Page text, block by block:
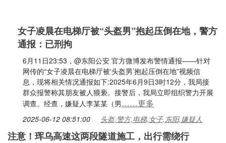
女子凌晨在电梯厅被“头盔男”抱起压倒在地，警方
通报：已刑拘
6月11日23:53，@东阳公安 官方微博发布警情通报——针对
网传的“女子凌晨在电梯厅被‘头盔男’抱起压倒在地”视频信
息，现将相关情况通报如下:2025年6月9日3时12分，我局接
群众报警称其朋友被人猥亵。接警后，我局立即组织警力开展
调查。经查，嫌疑人李某某（男……更多
2025-06-12 08:51:00 头盔,警方,电梯,女子,东阳,嫌疑人
注意！珲乌高速这两段隧道施工，出行需绕行